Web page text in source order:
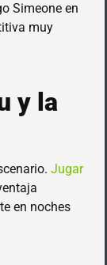
Simeone en
muy
y la
Jugar
en noches